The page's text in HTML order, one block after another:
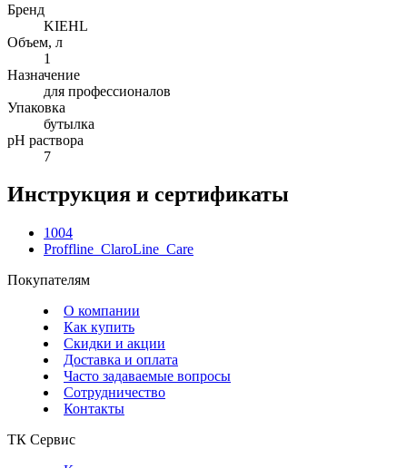
Бренд
KIEHL
Объем, л
1
Назначение
для профессионалов
Упаковка
бутылка
pH раствора
7
Инструкция и сертификаты
1004
Proffline_ClaroLine_Care
Покупателям
О компании
Как купить
Скидки и акции
Доставка и оплата
Часто задаваемые вопросы
Сотрудничество
Контакты
ТК Сервис